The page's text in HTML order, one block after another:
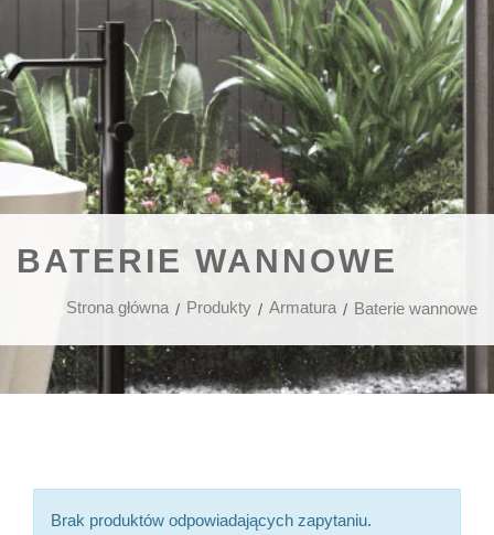
BATERIE WANNOWE
Strona główna Produkty Armatura Baterie wannowe
Brak produktów odpowiadających zapytaniu.